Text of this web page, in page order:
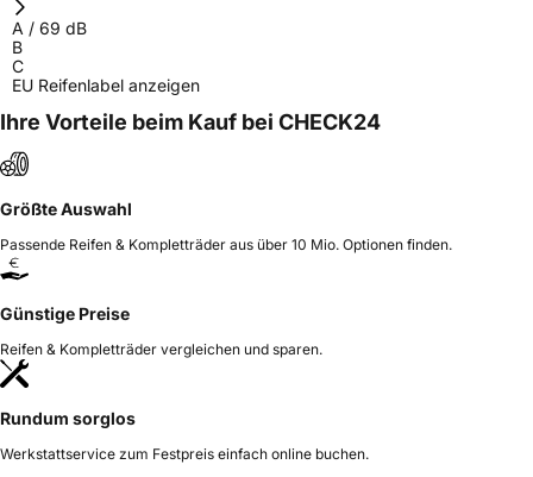
A / 69 dB
B
C
EU Reifenlabel anzeigen
Ihre Vorteile beim Kauf bei CHECK24
Größte Auswahl
Passende Reifen & Kompletträder aus über 10 Mio. Optionen finden.
Günstige Preise
Reifen & Kompletträder vergleichen und sparen.
Rundum sorglos
Werkstattservice zum Festpreis einfach online buchen.